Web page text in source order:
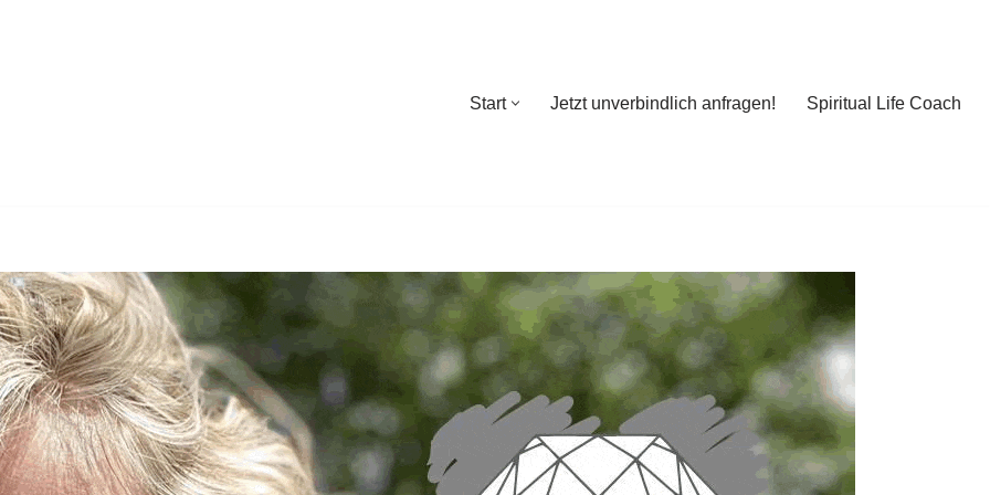
Start Jetzt unverbindlich anfragen! Spiritual Life Coach
Start Jetzt unverbindlich anfragen!